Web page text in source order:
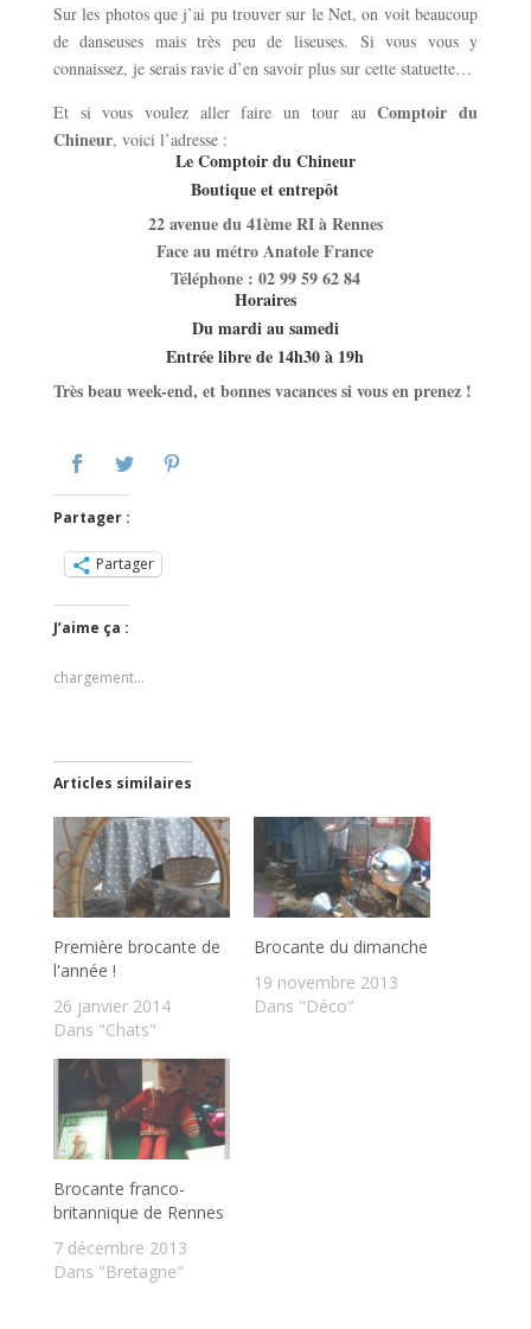
Sur les photos que j’ai pu trouver sur le Net, on voit beaucoup
de danseuses mais très peu de liseuses. Si vous vous y
connaissez, je serais ravie d’en savoir plus sur cette statuette…
Et si vous voulez aller faire un tour auComptoir du
Chineur, voici l’adresse :
Le Comptoir du Chineur
Boutique et entrepôt
22 avenue du 41ème RI à Rennes
Face au métro Anatole France
Téléphone : 02 99 59 62 84
Horaires
Du mardi au samedi
Entrée libre de 14h30 à 19h
Très beau week-end, et bonnes vacances si vous en prenez !
Partager :
Partager
J’aime ça :
chargement…
Articles similaires
Première brocante de
l'année !
26 janvier 2014
Dans "Chats"
Brocante du dimanche
19 novembre 2013
Dans "Déco"
Brocante franco-
britannique de Rennes
7 décembre 2013
Dans "Bretagne"